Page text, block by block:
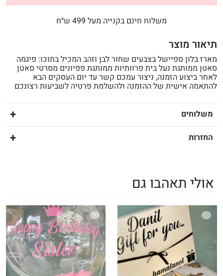
משלוח חינם בקנייה מעל 499 ש״ח
תיאור מוצר
מארז בלון ספיישל בצבעים שחור לבן וזהב המכיל בתוכו: פיגמה
סאטן ממותגת נעל בית פרוותיות ממותגת פפיונים מסרטי סאטן
לאחר ביצוע הזמנה, ניצור עמכם קשר עד יום העסקים הבא
להתאמה אישית של ההזמנה ולהשלמת פרטיה לשביעות רצונכם
משלוחים
החזרות
אולי תאהבו גם